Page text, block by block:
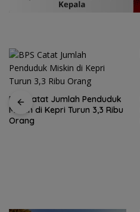
Ketegangan di Meja Makan:
Ketika Ruang Dialog
Menggugat Eksistensi Nurani